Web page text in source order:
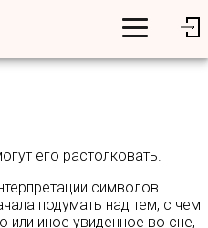
его растолковать.
символов.
подумать над тем, с чем
или иное увиденное во сне,